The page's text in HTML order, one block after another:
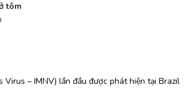
tôm
Virus – IMNV) lần đầu được phát hiện tại Brazil